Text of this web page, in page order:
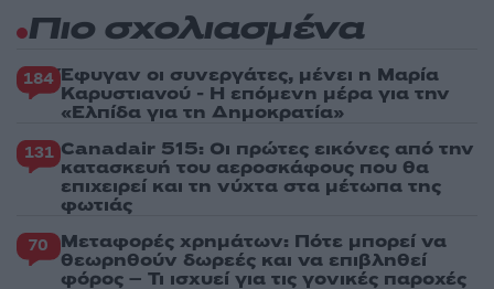
Πιο σχολιασμένα
184 Έφυγαν οι συνεργάτες, μένει η Μαρία
Καρυστιανού - Η επόμενη μέρα για την
«Ελπίδα για τη Δημοκρατία»
131 Canadair 515: Οι πρώτες εικόνες από την
κατασκευή του αεροσκάφους που θα
επιχειρεί και τη νύχτα στα μέτωπα της
φωτιάς
70 Μεταφορές χρημάτων: Πότε μπορεί να
θεωρηθούν δωρεές και να επιβληθεί
φόρος – Τι ισχυεί για τις γονικές παροχές